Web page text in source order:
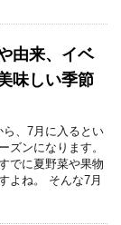
由来、イベ
味しい季節
、7月に入るとい
ズンになります。
でに夏野菜や果物
よね。 そんな7月